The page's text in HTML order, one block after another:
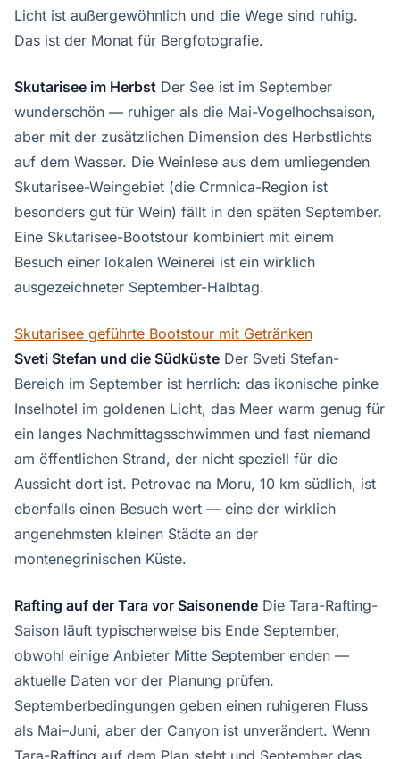
Licht ist außergewöhnlich und die Wege sind ruhig.
Das ist der Monat für Bergfotografie.
Skutarisee im Herbst Der See ist im September
wunderschön — ruhiger als die Mai-Vogelhochsaison,
aber mit der zusätzlichen Dimension des Herbstlichts
auf dem Wasser. Die Weinlese aus dem umliegenden
Skutarisee-Weingebiet (die Crmnica-Region ist
besonders gut für Wein) fällt in den späten September.
Eine Skutarisee-Bootstour kombiniert mit einem
Besuch einer lokalen Weinerei ist ein wirklich
ausgezeichneter September-Halbtag.
Skutarisee geführte Bootstour mit Getränken
Sveti Stefan und die Südküste Der Sveti Stefan-
Bereich im September ist herrlich: das ikonische pinke
Inselhotel im goldenen Licht, das Meer warm genug für
ein langes Nachmittagsschwimmen und fast niemand
am öffentlichen Strand, der nicht speziell für die
Aussicht dort ist. Petrovac na Moru, 10 km südlich, ist
ebenfalls einen Besuch wert — eine der wirklich
angenehmsten kleinen Städte an der
montenegrinischen Küste.
Rafting auf der Tara vor Saisonende Die Tara-Rafting-
Saison läuft typischerweise bis Ende September,
obwohl einige Anbieter Mitte September enden —
aktuelle Daten vor der Planung prüfen.
Septemberbedingungen geben einen ruhigeren Fluss
als Mai–Juni, aber der Canyon ist unverändert. Wenn
Tara-Rafting auf dem Plan steht und September das